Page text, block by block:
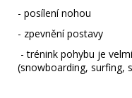
- posílení nohou
- zpevnění postavy
- trénink pohybu je
(snowboarding, surfing,